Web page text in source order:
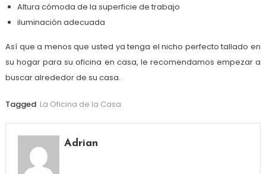
Altura cómoda de la superficie de trabajo
iluminación adecuada
Así que a menos que usted ya tenga el nicho perfecto tallado en
su hogar para su oficina en casa, le recomendamos empezar a
buscar alrededor de su casa.
Tagged La Oficina de la Casa
Adrian